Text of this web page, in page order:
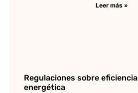
Leer más »
Regulaciones sobre eficiencia
energética